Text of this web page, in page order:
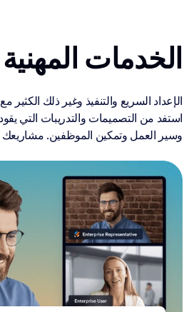
الخدمات المهنية
الإعداد السريع والتنفيذ وغير ذلك
استفد من التصميمات والتدريبات التي
وسير العمل وتمكين الموظفين. مشاريعك